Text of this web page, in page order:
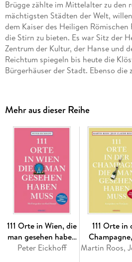
Brügge zählte im Mittelalter zu den
mächtigsten Städten der Welt,
dem Kaiser des Heiligen
die Stirn zu bieten. Es war Sitz der
Zentrum der Kultur, der Hanse und
Reichtum spiegeln bis heute die
Bürgerhäuser der Stadt. Ebenso
Mehr aus dieser Reihe
111 Orte in Wien, die
man gesehen haben
muss
Peter Eickhoff
111 Orte in
man gesehen